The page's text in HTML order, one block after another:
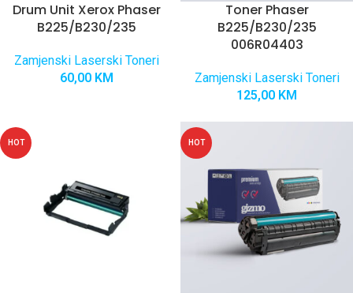
Drum Unit Xerox Phaser
B225/B230/235
Zamjenski Laserski Toneri
60,00 KM
Toner Phaser
B225/B230/235
006R04403
Zamjenski Laserski Toneri
125,00 KM
HOT HOT